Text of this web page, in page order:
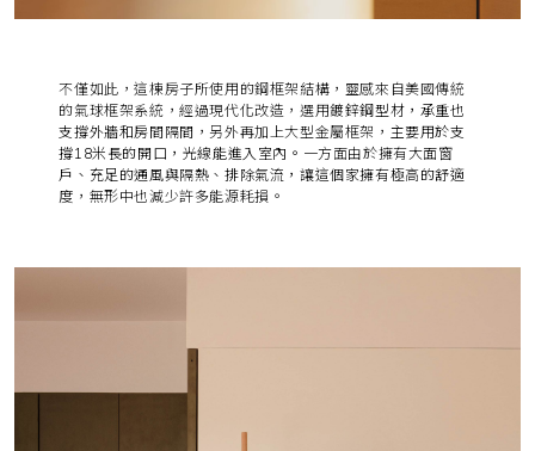
不僅如此，這棟房子所使用的鋼框架結構，靈感來自美國傳統
的氣球框架系統，經過現代化改造，選用鍍鋅鋼型材，承重也
支撐外牆和房間隔間 ，另外再加上大型金屬框架， 主要用於支
撐18米長的開口，光線能進入室內。 一方面由於擁有大面窗
戶、充足的通風與隔熱、排除氣流，讓這個家擁有極高的舒適
度 ，無形中也減少許多能源耗損。